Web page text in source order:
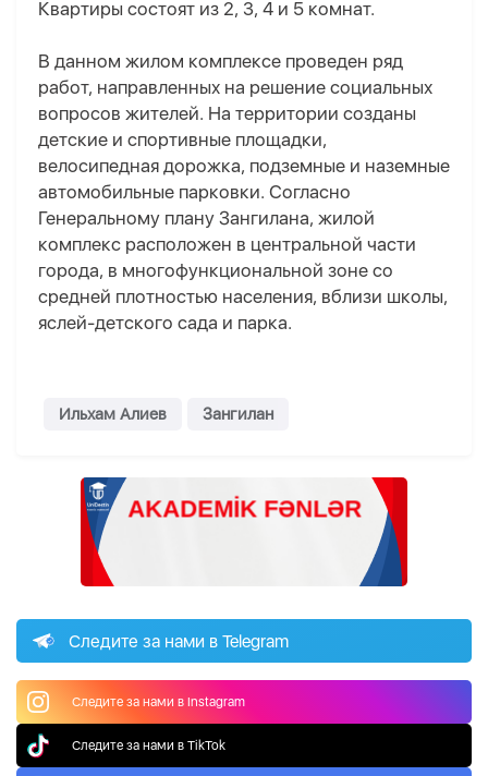
Квартиры состоят из 2, 3, 4 и 5 комнат.
В данном жилом комплексе проведен ряд
работ, направленных на решение социальных
вопросов жителей. На территории созданы
детские и спортивные площадки,
велосипедная дорожка, подземные и наземные
автомобильные парковки. Согласно
Генеральному плану Зангилана, жилой
комплекс расположен в центральной части
города, в многофункциональной зоне со
средней плотностью населения, вблизи школы,
яслей-детского сада и парка.
Ильхам Алиев Зангилан
Следите за нами в Telegram
Следите за нами в Instagram
Следите за нами в TikTok